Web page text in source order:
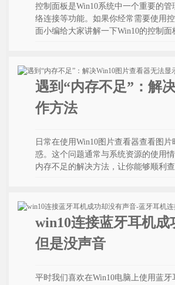
控制面板是Win10系统中一个重要的
络连接等功能。如果你经常需要使用
面小编给大家讲解一下Win10的控制
遇到“内存不足”：解
作方法
日常在使用Win10图片查看器查看图
惑。这个问题通常与系统资源的使用
内存不足的解决方法，让你能够顺利查
win10连接蓝牙耳机
但是没声音
平时我们喜欢在Win10电脑上使用蓝